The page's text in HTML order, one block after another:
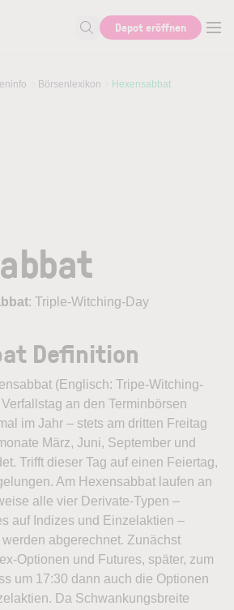
Suche nach Aktie, Autor...
Depot eröffnen
Börsenlexikon Hexensabbat
: Triple-Witching-Day
Definition
(Englisch: Tripe-Witching-
an den Terminbörsen
im Jahr – stets am dritten Freitag
März, Juni, September und
Trifft dieser Tag auf einen Feiertag,
Am Hexensabbat laufen an
alle vier Derivate-Typen –
auf Indizes und Einzelaktien –
abgerechnet. Zunächst
Optionen und Futures, später, zum
um 17:30 dann auch die Optionen
Da Schwankungsbreite